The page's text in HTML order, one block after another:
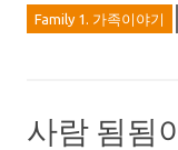
Family 1. 가족이야기
사람 됨됨